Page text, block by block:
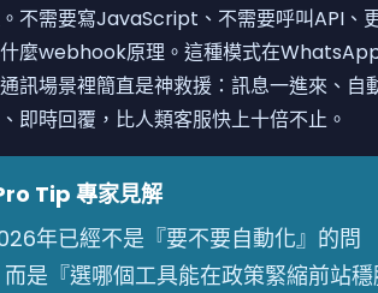
不需要寫JavaScript、不需要呼叫API、
麼webhook原理。這種模式在
訊場景裡簡直是神救援：訊息一進來、自
即時回覆，比人類客服快上十倍不止。
Tip 專家見解
年已經不是『要不要自動化』的問
是『選哪個工具能在政策緊縮前站